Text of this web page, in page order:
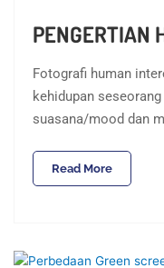
PENGERTIAN
Fotografi human
kehidupan
suasana/mood dan
Read More